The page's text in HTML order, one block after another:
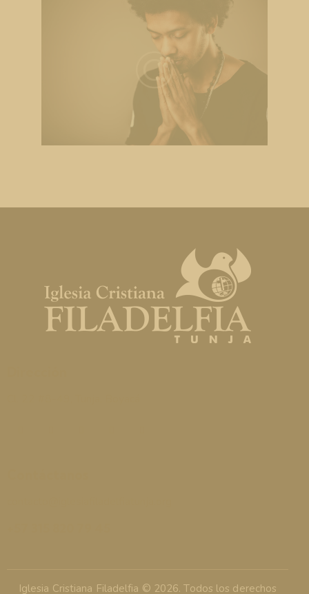
Iglesia Cristiana Filadelfia © 2026. Todos los derechos